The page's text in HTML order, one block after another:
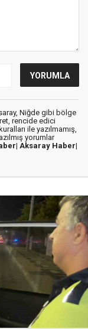
Niğde gibi bölge
rencide edici
ile yazılmamış,
yorumlar
Aksaray Haber|